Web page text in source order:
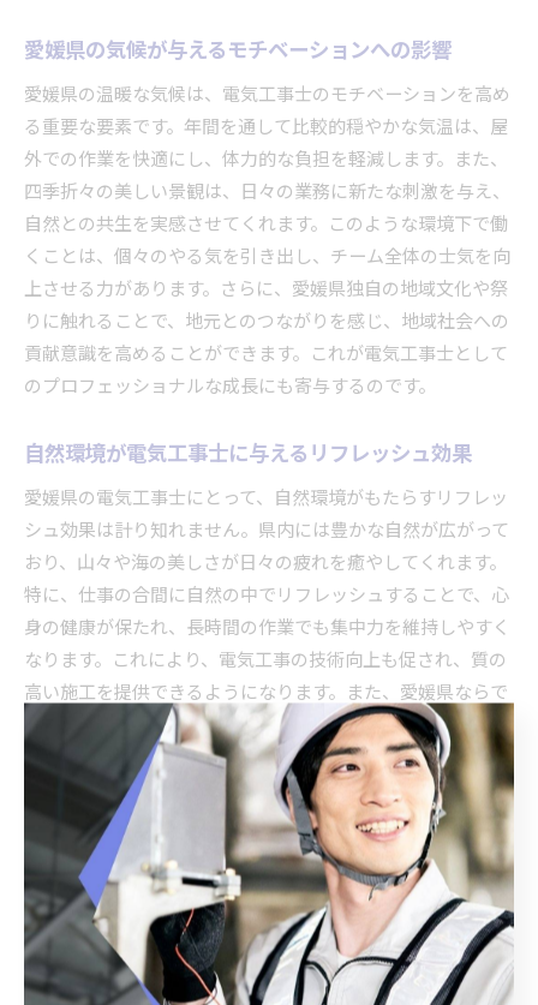
愛媛県の気候が与えるモチベーションへの影響
愛媛県の温暖な気候は、電気工事士のモチベーションを高め
る重要な要素です。年間を通して比較的穏やかな気温は、屋
外での作業を快適にし、体力的な負担を軽減します。また、
四季折々の美しい景観は、日々の業務に新たな刺激を与え、
自然との共生を実感させてくれます。このような環境下で働
くことは、個々のやる気を引き出し、チーム全体の士気を向
上させる力があります。さらに、愛媛県独自の地域文化や祭
りに触れることで、地元とのつながりを感じ、地域社会への
貢献意識を高めることができます。これが電気工事士として
のプロフェッショナルな成長にも寄与するのです。
自然環境が電気工事士に与えるリフレッシュ効果
愛媛県の電気工事士にとって、自然環境がもたらすリフレッ
シュ効果は計り知れません。県内には豊かな自然が広がって
おり、山々や海の美しさが日々の疲れを癒やしてくれます。
特に、仕事の合間に自然の中でリフレッシュすることで、心
身の健康が保たれ、長時間の作業でも集中力を維持しやすく
なります。これにより、電気工事の技術向上も促され、質の
高い施工を提供できるようになります。また、愛媛県ならで
はの四季折々の美しさを感じることができ、日々の業務にお
けるモチベーションの向上にも繋がるでしょう。
愛媛県の自然が生む仕事のしやすさ
愛媛県における電気工事士の仕事のしやすさは、地域の自然
環境が大いに貢献しています。温暖な気候と心地よい風は、
屋外での作業を快適にし、効率的な施工を可能にします。ま
た、地元の人々との温かい交流が、職場におけるストレスを